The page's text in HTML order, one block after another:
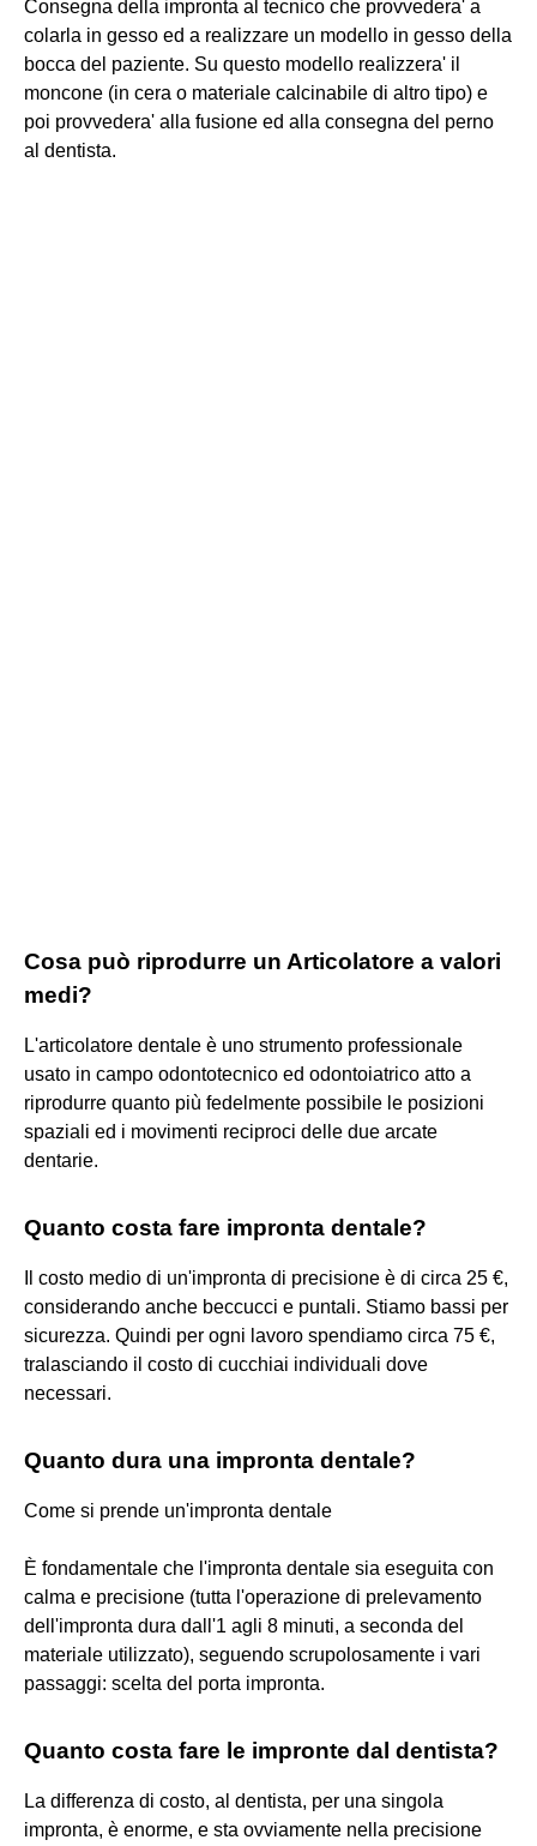
Consegna della impronta al tecnico che provvedera' a
colarla in gesso ed a realizzare un modello in gesso della
bocca del paziente. Su questo modello realizzera' il
moncone (in cera o materiale calcinabile di altro tipo) e
poi provvedera' alla fusione ed alla consegna del perno
al dentista.
Cosa può riprodurre un Articolatore a valori
medi?
L'articolatore dentale è uno strumento professionale
usato in campo odontotecnico ed odontoiatrico atto a
riprodurre quanto più fedelmente possibile le posizioni
spaziali ed i movimenti reciproci delle due arcate
dentarie.
Quanto costa fare impronta dentale?
Il costo medio di un'impronta di precisione è di circa 25 €,
considerando anche beccucci e puntali. Stiamo bassi per
sicurezza. Quindi per ogni lavoro spendiamo circa 75 €,
tralasciando il costo di cucchiai individuali dove
necessari.
Quanto dura una impronta dentale?
Come si prende un'impronta dentale
È fondamentale che l'impronta dentale sia eseguita con
calma e precisione (tutta l'operazione di prelevamento
dell'impronta dura dall'1 agli 8 minuti, a seconda del
materiale utilizzato), seguendo scrupolosamente i vari
passaggi: scelta del porta impronta.
Quanto costa fare le impronte dal dentista?
La differenza di costo, al dentista, per una singola
impronta, è enorme, e sta ovviamente nella precisione